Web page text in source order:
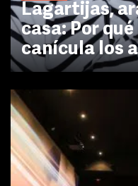
Lagartijas,
casa: Por
canícula los